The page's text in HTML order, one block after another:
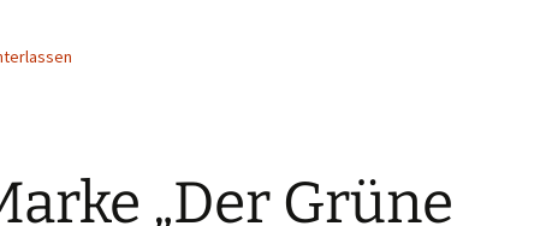
„Der Grüne